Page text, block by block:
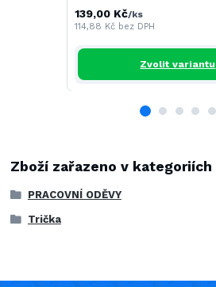
139,00 Kč/ks
114,88 Kč bez DPH
Zvolit variantu
Zboží zařazeno v kategoriích
PRACOVNÍ ODĚVY
Trička